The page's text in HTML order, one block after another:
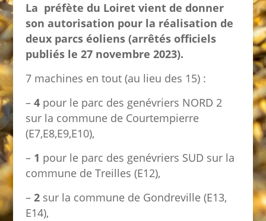
La préfète du Loiret vient de donner
son autorisation pour la réalisation de
deux parcs éoliens (arrêtés officiels
publiés le 27 novembre 2023).
7 machines en tout (au lieu des 15) :
– 4pour le parc des genévriers NORD 2
sur la commune de Courtempierre
(E7,E8,E9,E10),
– 1 pour le parc des genévriers SUD sur la
commune de Treilles (E12),
– 2 sur la commune de Gondreville (E13,
E14),